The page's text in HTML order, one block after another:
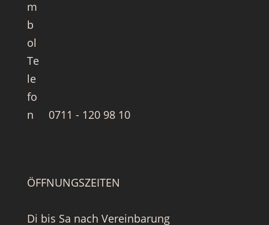
0711 - 120 98 10
ÖFFNUNGSZEITEN
Di bis Sa nach Vereinbarung